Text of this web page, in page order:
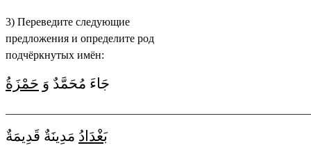
3) Переведите следующие
предложения и определите род
подчёркнутых имён:
جَاءَ مُحَمَّدٌ وَ حَمْزَةُ
بَغْدَادُ مَدِينَةٌ قَدِيمَةٌ